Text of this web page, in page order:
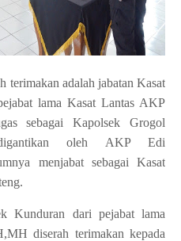
terimakan adalah jabatan Kasat
lama Kasat Lantas AKP
sebagai Kapolsek Grogol
oleh AKP Edi
menjabat sebagai Kasat
Kunduran dari pejabat lama
diserah terimakan kepada